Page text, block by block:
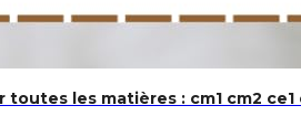
toutes les matières : cm1 cm2